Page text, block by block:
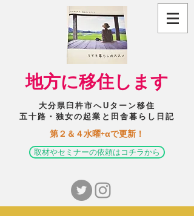
​地方に移住します
大分県臼杵市へUターン移住
五十路・独女の起業と田舎暮らし日記
​第２＆４水曜+αで更新！
取材やセミナーの依頼はコチラから